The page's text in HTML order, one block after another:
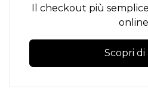
Il checkout più
online
Scopri di